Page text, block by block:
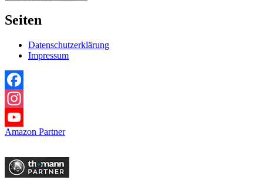
Seiten
Datenschutzerklärung
Impressum
Facebook
Instagram
YouTube
Amazon Partner